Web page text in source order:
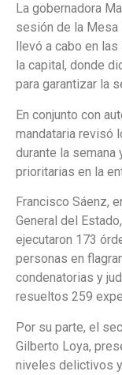
La gobernadora
sesión de la Mesa
llevó a cabo en
la capital, donde
para garantizar la
En conjunto con
mandataria revisó
durante la semana
prioritarias en la
Francisco Sáenz,
General del
ejecutaron 173
personas en
condenatorias y
resueltos 259
Por su parte, el
Gilberto Loya,
niveles delictivos